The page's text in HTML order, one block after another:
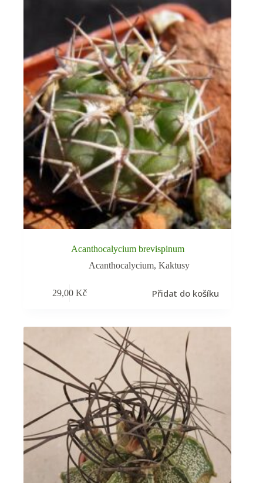
Acanthocalycium brevispinum
Acanthocalycium,Kaktusy
29,00Kč Přidat do košíku